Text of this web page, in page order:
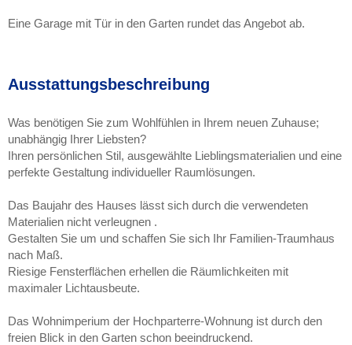
Eine Garage mit Tür in den Garten rundet das Angebot ab.
Ausstattungsbeschreibung
Was benötigen Sie zum Wohlfühlen in Ihrem neuen Zuhause;
unabhängig Ihrer Liebsten?
Ihren persönlichen Stil, ausgewählte Lieblingsmaterialien und eine
perfekte Gestaltung individueller Raumlösungen.
Das Baujahr des Hauses lässt sich durch die verwendeten
Materialien nicht verleugnen .
Gestalten Sie um und schaffen Sie sich Ihr Familien-Traumhaus
nach Maß.
Riesige Fensterflächen erhellen die Räumlichkeiten mit
maximaler Lichtausbeute.
Das Wohnimperium der Hochparterre-Wohnung ist durch den
freien Blick in den Garten schon beeindruckend.